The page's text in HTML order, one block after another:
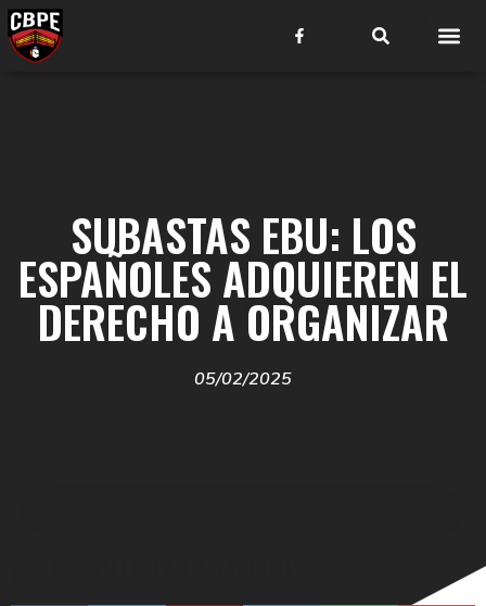
SUBASTAS EBU: LOS
ESPAÑOLES ADQUIEREN EL
DERECHO A ORGANIZAR
05/02/2025